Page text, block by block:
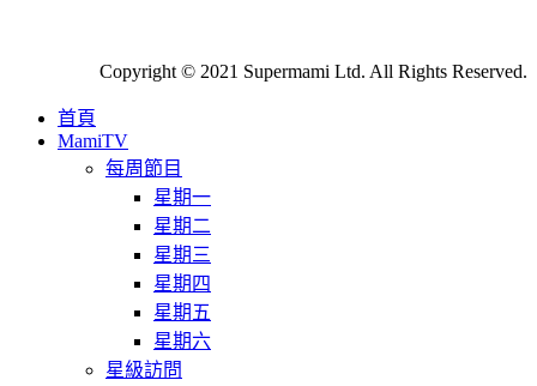
Copyright © 2021 Supermami Ltd. All Rights Reserved.
首頁
MamiTV
每周節目
星期一
星期二
星期三
星期四
星期五
星期六
星級訪問